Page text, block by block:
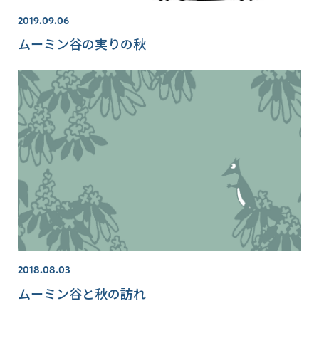
2019.09.06
ムーミン谷の実りの秋
2018.08.03
ムーミン谷と秋の訪れ